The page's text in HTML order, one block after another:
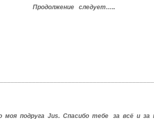
следует…..
моя подруга Jus. Спасибо тебе за всё и